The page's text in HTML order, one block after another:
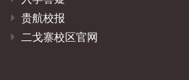
贵航校报
二戈寨校区官网